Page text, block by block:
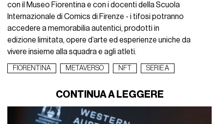
con il Museo Fiorentina e con i docenti della Scuola
Internazionale di Comics di Firenze - i tifosi potranno
accedere a memorabilia autentici, prodotti in
edizione limitata, opere d’arte ed esperienze uniche da
vivere insieme alla squadra e agli atleti.
FIORENTINA METAVERSO NFT SERIE A
CONTINUA A LEGGERE